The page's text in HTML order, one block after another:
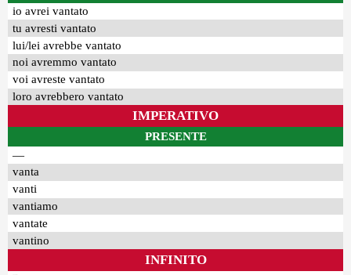
io avrei vantato
tu avresti vantato
lui/lei avrebbe vantato
noi avremmo vantato
voi avreste vantato
loro avrebbero vantato
IMPERATIVO
PRESENTE
—
vanta
vanti
vantiamo
vantate
vantino
INFINITO